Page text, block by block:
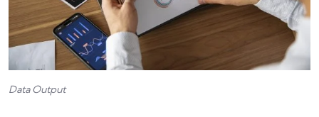
Data Output